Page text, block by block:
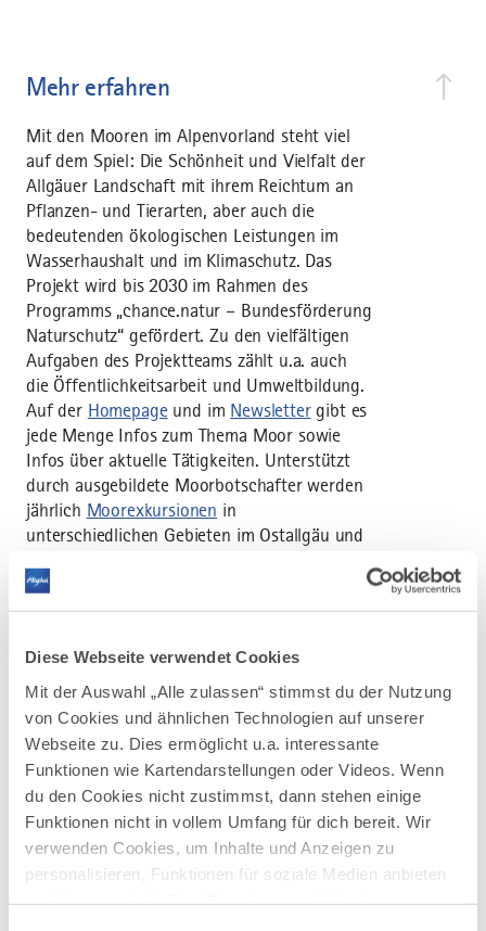
Diese Webseite verwendet Cookies
Mit der Auswahl „Alle zulassen“ stimmst du der Nutzung
von Cookies und ähnlichen Technologien auf unserer
Webseite zu. Dies ermöglicht u.a. interessante
Funktionen wie Kartendarstellungen oder Videos. Wenn
du den Cookies nicht zustimmst, dann stehen einige
Funktionen nicht in vollem Umfang für dich bereit. Wir
verwenden Cookies, um Inhalte und Anzeigen zu
personalisieren, Funktionen für soziale Medien anbieten
Mehr erfahren
Mit den Mooren im Alpenvorland steht viel
auf dem Spiel: Die Schönheit und Vielfalt der
Allgäuer Landschaft mit ihrem Reichtum an
Pflanzen- und Tierarten, aber auch die
bedeutenden ökologischen Leistungen im
Wasserhaushalt und im Klimaschutz. Das
Projekt wird bis 2030 im Rahmen des
Programms „chance.natur – Bundesförderung
Naturschutz“ gefördert. Zu den vielfältigen
Aufgaben des Projektteams zählt u.a. auch
die Öffentlichkeitsarbeit und Umweltbildung.
Auf der Homepage und im Newslettergibt es
jede Menge Infos zum Thema Moor sowie
Infos über aktuelle Tätigkeiten. Unterstützt
durch ausgebildete Moorbotschafter werden
jährlich Moorexkursionen in
unterschiedlichen Gebieten im Ostallgäu und
auf Anfrage vermittelt werden. Darüber
hinaus wurden in verschiedenen Gemeinden
eigene Faust erkundet werden können.